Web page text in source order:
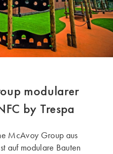
modularer
by Trespa
McAvoy Group aus
auf modulare Bauten